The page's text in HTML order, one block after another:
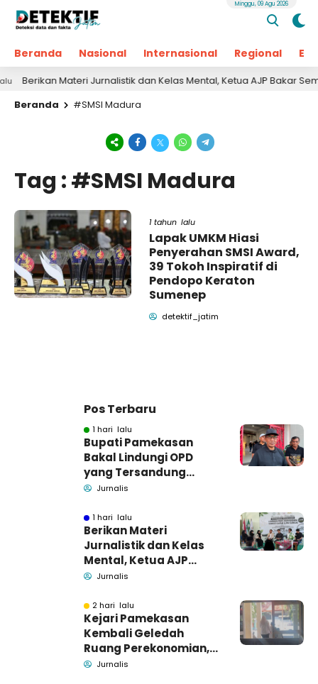
Beranda Nasional Internasional Regional
Minggu, 09 Agu 2026
Berikan Materi Jurnalistik dan Kelas Mental, Ketua AJP Bakar
Beranda
#SMSI Madura
Tag : #SMSI Madura
1 tahun lalu
Lapak UMKM Hiasi
Penyerahan SMSI Award,
39 Tokoh Inspiratif di
Pendopo Keraton
Sumenep
detektif_jatim
Pos Terbaru
1 hari lalu
Bupati Pamekasan
Bakal Lindungi OPD
yang Tersandung
Dugaan Korupsi
Jurnalis
1 hari lalu
Berikan Materi
Jurnalistik dan Kelas
Mental, Ketua AJP
Bakar Semangat LPM
Jurnalis
2 hari lalu
Kejari Pamekasan
Kembali Geledah
Ruang Perekonomian,
Pidsus: Tunggu Saja!
Jurnalis